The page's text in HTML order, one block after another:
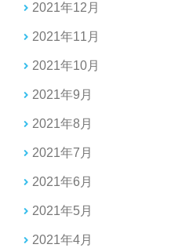
2021年12月
2021年11月
2021年10月
2021年9月
2021年8月
2021年7月
2021年6月
2021年5月
2021年4月